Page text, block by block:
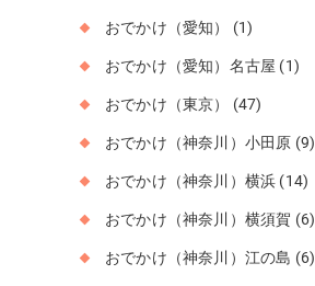
おでかけ（愛知） (1)
おでかけ（愛知）名古屋 (1)
おでかけ（東京） (47)
おでかけ（神奈川）小田原 (9)
おでかけ（神奈川）横浜 (14)
おでかけ（神奈川）横須賀 (6)
おでかけ（神奈川）江の島 (6)